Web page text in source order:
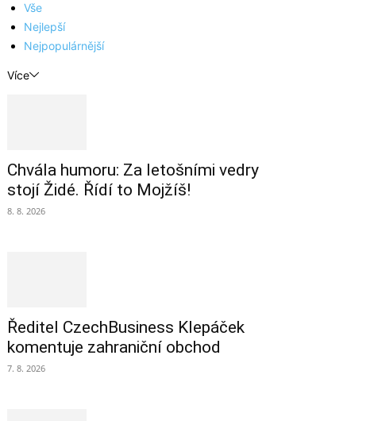
Vše
Nejlepší
Nejpopulárnější
Více
Chvála humoru: Za letošními vedry
stojí Židé. Řídí to Mojžíš!
8. 8. 2026
Ředitel CzechBusiness Klepáček
komentuje zahraniční obchod
7. 8. 2026